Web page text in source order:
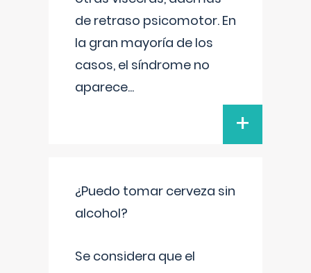
de retraso psicomotor. En
la gran mayoría de los
casos, el síndrome no
aparece...
+
¿Puedo tomar cerveza sin
alcohol?
Se considera que el